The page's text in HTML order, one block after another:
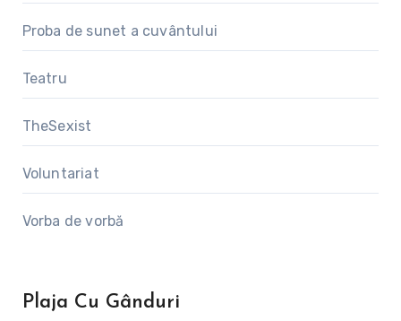
Proba de sunet a cuvântului
Teatru
TheSexist
Voluntariat
Vorba de vorbă
Plaja Cu Gânduri